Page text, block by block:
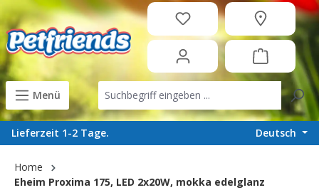
content
Menü
Lieferzeit 1-2 Tage. Deutsch
Home
Eheim Proxima 175, LED 2x20W, mokka edelglanz